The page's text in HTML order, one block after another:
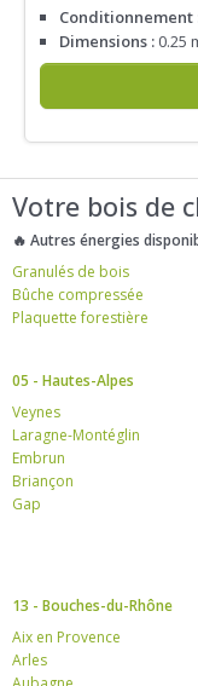
Conditionnement
Dimensions : 0.25
Votre bois de
🔥 Autres énergies
Granulés de bois
Bûche compressée
Plaquette forestière
05 - Hautes-Alpes
Veynes
Laragne-Montéglin
Embrun
Briançon
Gap
13 - Bouches-du-Rhône
Aix en Provence
Arles